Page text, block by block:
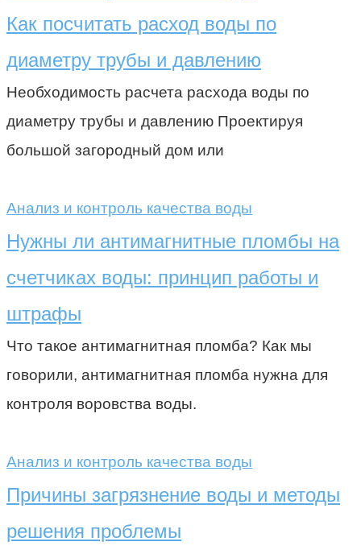
Как посчитать расход воды по
диаметру трубы и давлению
Необходимость расчета расхода воды по
диаметру трубы и давлению Проектируя
большой загородный дом или
Анализ и контроль качества воды
Нужны ли антимагнитные пломбы на
счетчиках воды: принцип работы и
штрафы
Что такое антимагнитная пломба? Как мы
говорили, антимагнитная пломба нужна для
контроля воровства воды.
Анализ и контроль качества воды
Причины загрязнение воды и методы
решения проблемы